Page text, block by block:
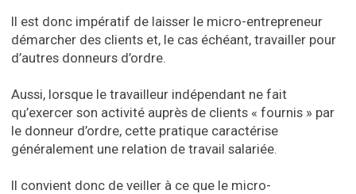
Il est donc impératif de laisser le micro-entrepreneur
démarcher des clients et, le cas échéant, travailler pour
d’autres donneurs d’ordre.
Aussi, lorsque le travailleur indépendant ne fait
qu’exercer son activité auprès de clients « fournis » par
le donneur d’ordre, cette pratique caractérise
généralement une relation de travail salariée.
Il convient donc de veiller à ce que le micro-